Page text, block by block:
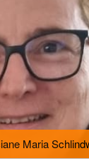
Maria